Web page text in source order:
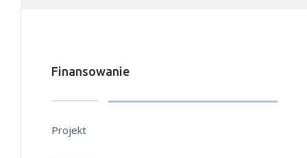
Finansowanie
Projekt